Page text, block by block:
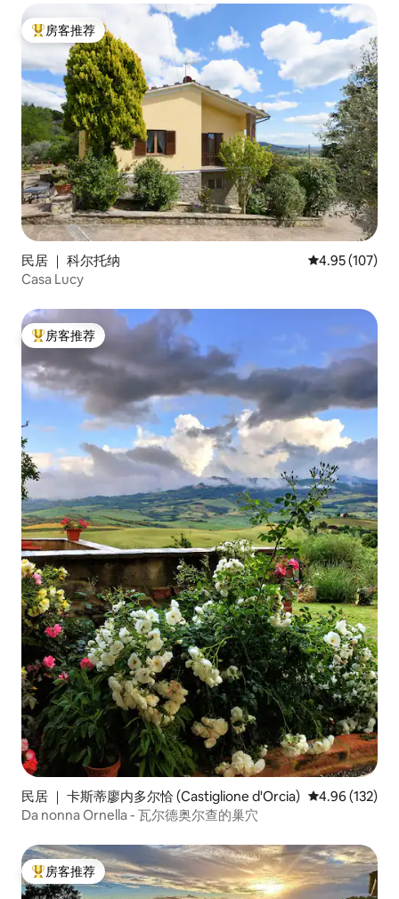
热门「房客推荐」
房客推荐
民居 ｜ 科尔托纳 平均评分 4.95
4.95 (107)
Casa Lucy
热门「房客推荐」
房客推荐
民居 ｜ 卡斯蒂廖内多尔恰 (Castiglione d'Orcia) 平均评分 4.96
4.96 (132)
Da nonna Ornella - 瓦尔德奥尔查的巢穴
热门「房客推荐」
房客推荐